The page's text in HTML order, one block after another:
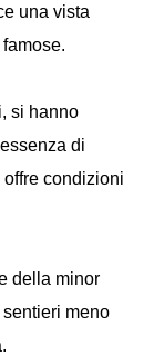
una vista
si hanno
di
offre condizioni
della minor
meno